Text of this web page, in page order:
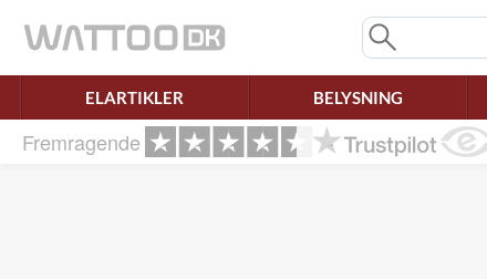
ELARTIKLER BELYSNING
Fremragende
Ret samtykke!